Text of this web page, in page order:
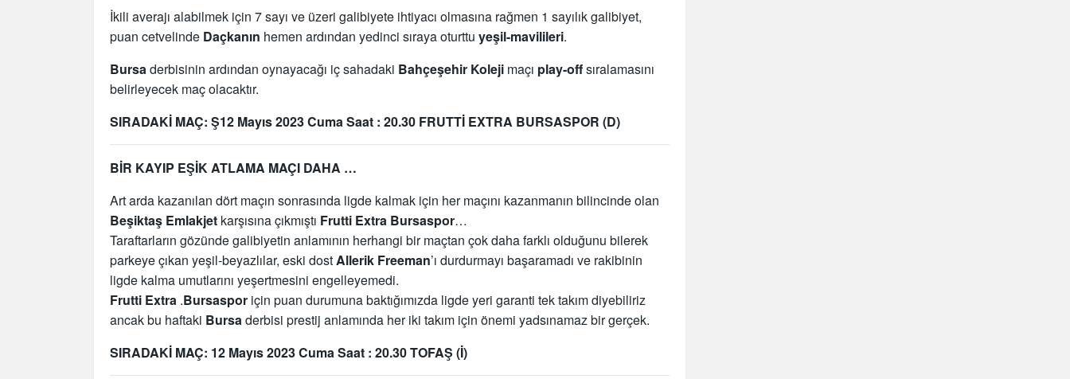
İkili averajı alabilmek için 7 sayı ve üzeri galibiyete ihtiyacı olmasına rağmen 1 sayılık galibiyet,
puan cetvelinde Daçkanın hemen ardından yedinci sıraya oturttu yeşil-mavilileri.
Bursaderbisinin ardından oynayacağı iç sahadaki Bahçeşehir Koleji maçı play-offsıralamasını
belirleyecek maç olacaktır.
SIRADAKİ MAÇ: Ş12 Mayıs 2023 Cuma Saat : 20.30 FRUTTİ EXTRA BURSASPOR (D)
BİR KAYIP EŞİK ATLAMA MAÇI DAHA …
Art arda kazanılan dört maçın sonrasında ligde kalmak için her maçını kazanmanın bilincinde olan
Beşiktaş Emlakjet karşısına çıkmıştı Frutti Extra Bursaspor…
Taraftarların gözünde galibiyetin anlamının herhangi bir maçtan çok daha farklı olduğunu bilerek
parkeye çıkan yeşil-beyazlılar, eski dostAllerik Freeman’ı durdurmayı başaramadı ve rakibinin
ligde kalma umutlarını yeşertmesini engelleyemedi.
Frutti Extra .Bursaspor için puan durumuna baktığımızda ligde yeri garanti tek takım diyebiliriz
ancak bu haftaki Bursaderbisi prestij anlamında her iki takım için önemi yadsınamaz bir gerçek.
SIRADAKİ MAÇ: 12 Mayıs 2023 Cuma Saat : 20.30 TOFAŞ (İ)